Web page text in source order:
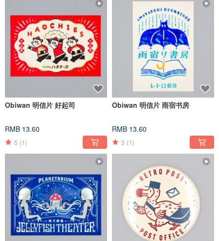
Obiwan 明信片 好起司
RMB 13.60
5 (1)
Obiwan 明信片 雨宿书房
RMB 13.60
5 (1)